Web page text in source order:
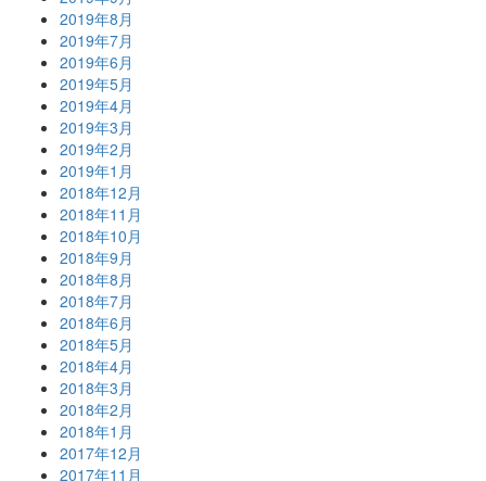
2019年8月
2019年7月
2019年6月
2019年5月
2019年4月
2019年3月
2019年2月
2019年1月
2018年12月
2018年11月
2018年10月
2018年9月
2018年8月
2018年7月
2018年6月
2018年5月
2018年4月
2018年3月
2018年2月
2018年1月
2017年12月
2017年11月